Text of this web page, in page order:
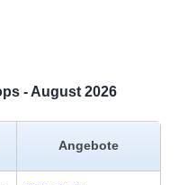
- August 2026
Angebote